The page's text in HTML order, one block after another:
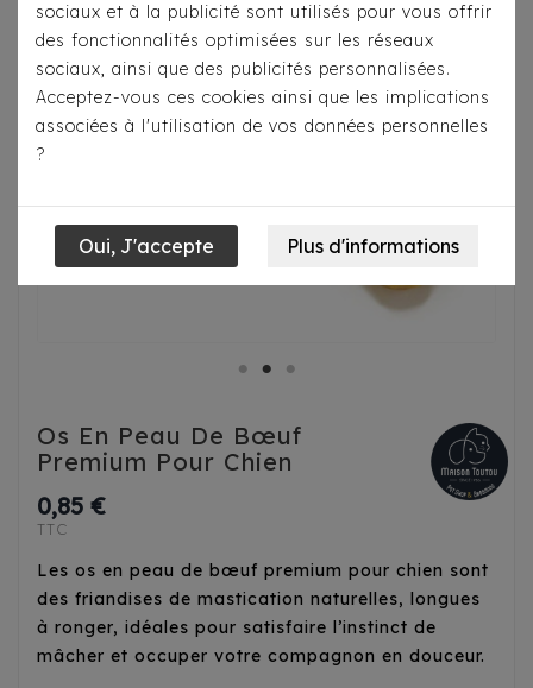
Os En Peau De Bœuf
Premium Pour Chien
0,85 €
TTC
Les os en peau de bœuf premium pour chien sont
des friandises de mastication naturelles, longues
à ronger, idéales pour satisfaire l’instinct de
mâcher et occuper votre compagnon en douceur.
sociaux et à la publicité sont utilisés pour vous offrir
des fonctionnalités optimisées sur les réseaux
sociaux, ainsi que des publicités personnalisées.
Acceptez-vous ces cookies ainsi que les implications
associées à l'utilisation de vos données personnelles
?